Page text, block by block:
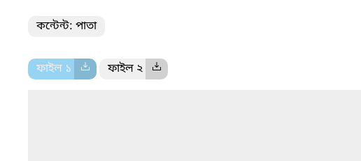
কন্টেন্ট: পাতা
ফাইল ১ ফাইল ২